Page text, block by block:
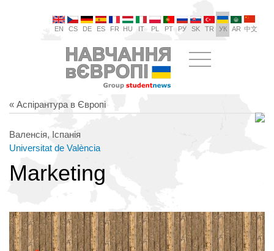
EN CS DE ES FR HU IT PL PT РУ SK TR УК AR 中文
« Аспірантура в Європі
Валенсія, Іспанія
Universitat de València
Marketing